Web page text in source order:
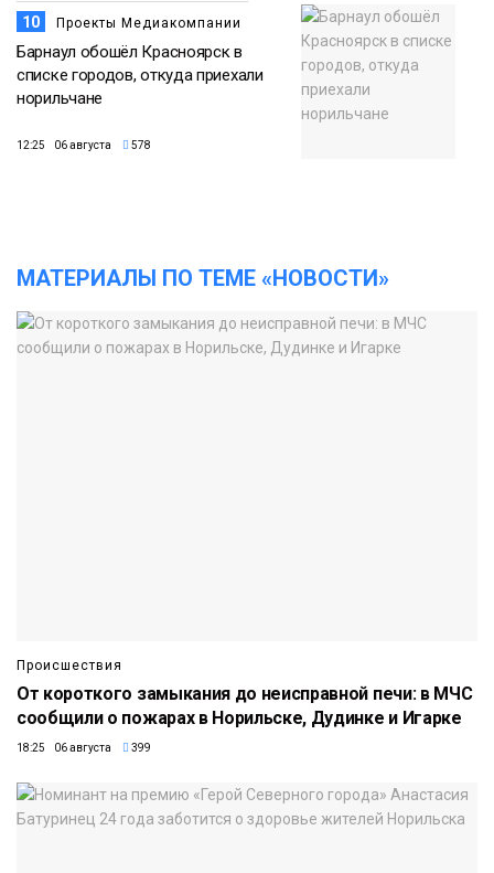
10 Проекты Медиакомпании
Барнаул обошёл Красноярск в
списке городов, откуда приехали
норильчане
12:25 06 августа 578
МАТЕРИАЛЫ ПО ТЕМЕ «НОВОСТИ»
Происшествия
От короткого замыкания до неисправной печи: в МЧС
сообщили о пожарах в Норильске, Дудинке и Игарке
18:25 06 августа 399